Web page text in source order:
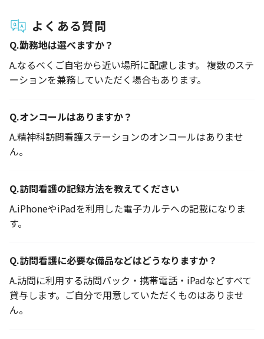
よくある質問
Q.勤務地は選べますか？
A.なるべくご自宅から近い場所に配慮します。 複数のステ
ーションを兼務していただく場合もあります。
Q.オンコールはありますか？
A.精神科訪問看護ステーションのオンコールはありませ
ん。
Q.訪問看護の記録方法を教えてください
A.iPhoneやiPadを利用した電子カルテへの記載になりま
す。
Q.訪問看護に必要な備品などはどうなりますか？
A.訪問に利用する訪問バック・携帯電話・iPadなどすべて
貸与します。ご自分で用意していただくものはありませ
ん。